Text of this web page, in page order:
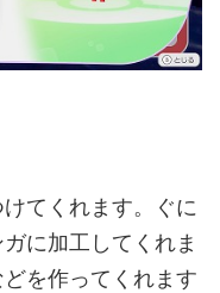
てくれます。ぐに
に加工してくれま
を作ってくれます